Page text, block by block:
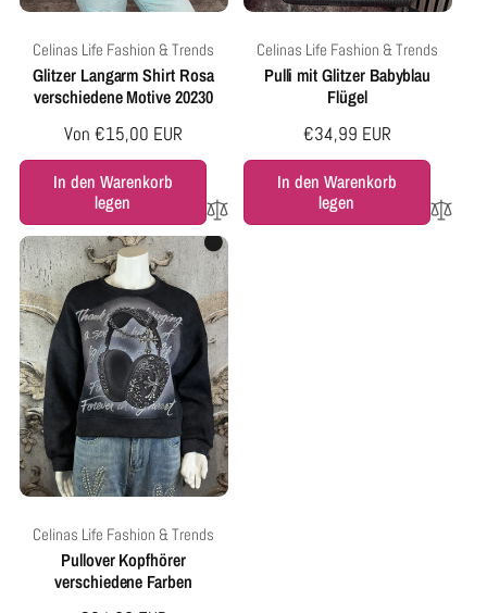
Anbieter:
Celinas Life Fashion & Trends
Glitzer Langarm Shirt Rosa
verschiedene Motive 20230
Normaler
Preis
Von €15,00 EUR
In den Warenkorb
legen
Anbieter:
Celinas Life Fashion & Trends
Pulli mit Glitzer Babyblau
Flügel
Normaler
Preis
€34,99 EUR
In den Warenkorb
legen
Anbieter:
Celinas Life Fashion & Trends
Pullover Kopfhörer
verschiedene Farben